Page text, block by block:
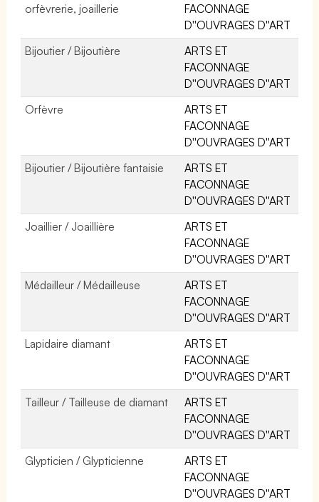
orfèvrerie, joaillerie
FACONNAGE
D''OUVRAGES D''ART
Bijoutier / Bijoutière
ARTS ET
FACONNAGE
D''OUVRAGES D''ART
Orfèvre
ARTS ET
FACONNAGE
D''OUVRAGES D''ART
Bijoutier / Bijoutière fantaisie
ARTS ET
FACONNAGE
D''OUVRAGES D''ART
Joaillier / Joaillière
ARTS ET
FACONNAGE
D''OUVRAGES D''ART
Médailleur / Médailleuse
ARTS ET
FACONNAGE
D''OUVRAGES D''ART
Lapidaire diamant
ARTS ET
FACONNAGE
D''OUVRAGES D''ART
Tailleur / Tailleuse de diamant
ARTS ET
FACONNAGE
D''OUVRAGES D''ART
Glypticien / Glypticienne
ARTS ET
FACONNAGE
D''OUVRAGES D''ART